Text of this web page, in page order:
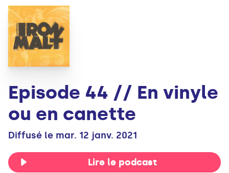
Episode 44 // En vinyle
ou en canette
Diffusé le mar. 12 janv. 2021
Lire le podcast